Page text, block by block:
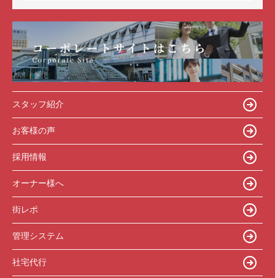
スタッフ紹介
お客様の声
採用情報
オーナー様へ
街レポ
管理システム
社宅代行